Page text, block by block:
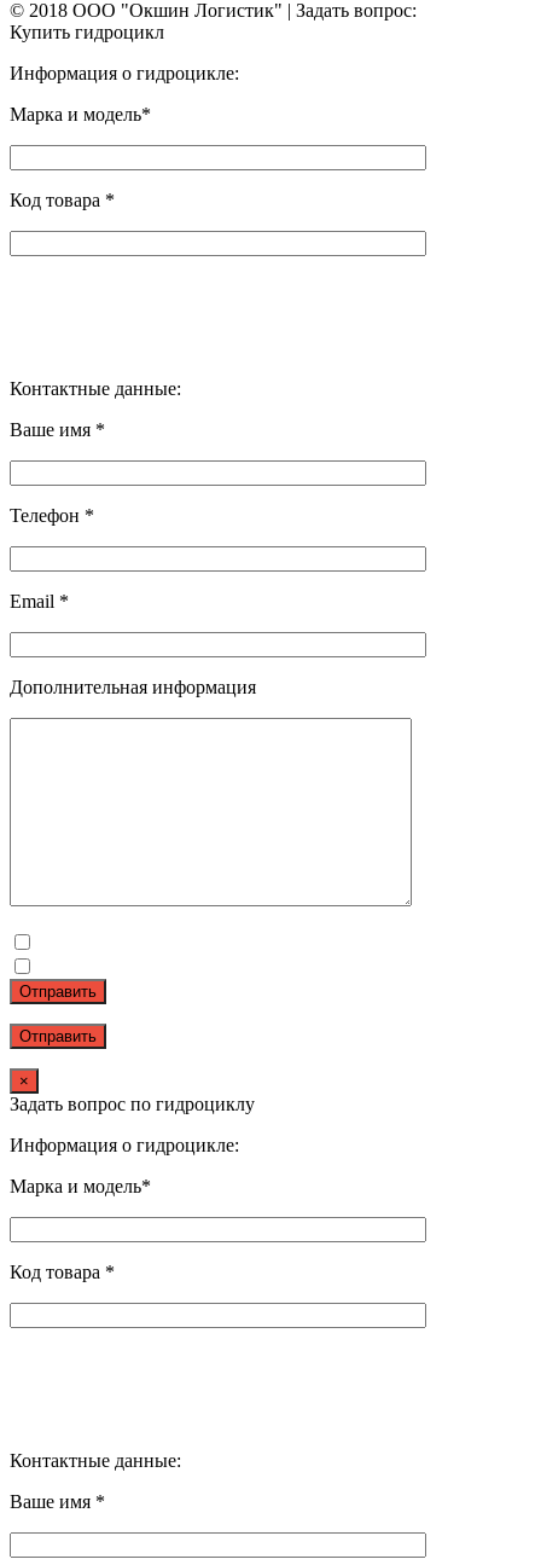
© 2018 ООО "Окшин Логистик" | Задать вопрос:
Купить гидроцикл
Информация о гидроцикле:
Марка и модель*
Код товара *
Контактные данные:
Ваше имя *
Телефон *
Email *
Дополнительная информация
Отправить
×
Задать вопрос по гидроциклу
Информация о гидроцикле:
Марка и модель*
Код товара *
Контактные данные:
Ваше имя *